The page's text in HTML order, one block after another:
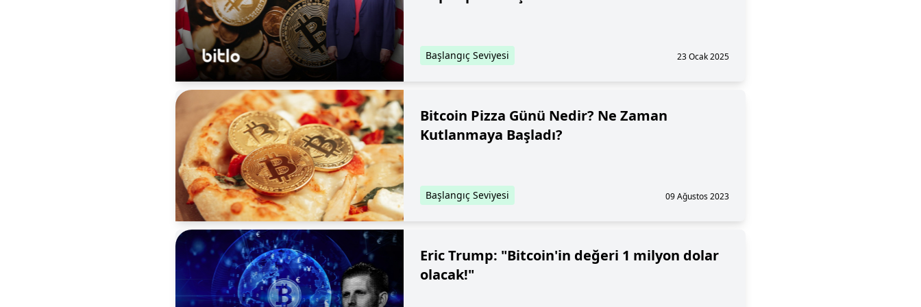
Başlangıç Seviyesi 23 Ocak 2025
Bitcoin Pizza Günü Nedir? Ne Zaman
Kutlanmaya Başladı?
Başlangıç Seviyesi 09 Ağustos 2023
Eric Trump: "Bitcoin'in değeri 1 milyon dolar
olacak!"